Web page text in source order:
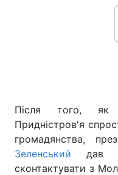
Україна
Економіка
Спорт
Після того, як
Придністров'я
громадянства,
Зеленський дав
сконтактувати з